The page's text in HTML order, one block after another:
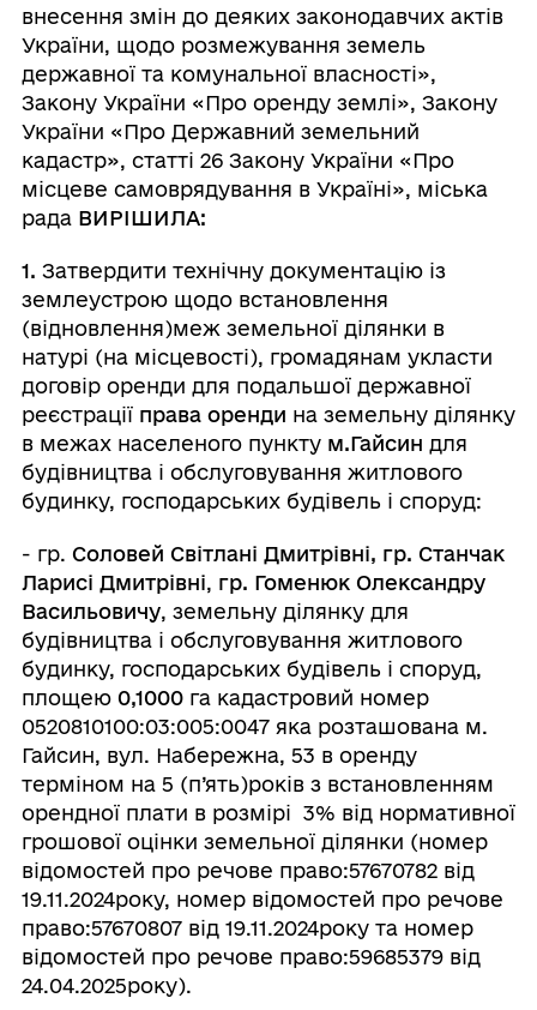
внесення змін до деяких законодавчих актів
України, щодо розмежування земель
державної та комунальної власності»,
Закону України «Про оренду землі», Закону
України «Про Державний земельний
кадастр», статті 26 Закону України «Про
місцеве самоврядування в Україні», міська
рада ВИРІШИЛА:
1. Затвердити технічну документацію із
землеустрою щодо встановлення
(відновлення)меж земельної ділянки в
натурі (на місцевості), громадянам укласти
договір оренди для подальшої державної
реєстрації права оренди на земельну ділянку
в межах населеного пункту м.Гайсин для
будівництва і обслуговування житлового
будинку, господарських будівель і споруд:
- гр. Соловей Світлані Дмитрівні, гр. Станчак
Ларисі Дмитрівні, гр. Гоменюк Олександру
Васильовичу, земельну ділянку для
будівництва і обслуговування житлового
будинку, господарських будівель і споруд,
площею 0,1000га кадастровий номер
0520810100:03:005:0047 яка розташована м.
Гайсин, вул. Набережна, 53 в оренду
терміном на 5 (п’ять)років з встановленням
орендної плати в розмірі 3% від нормативної
грошової оцінки земельної ділянки (номер
відомостей про речове право:57670782 від
19.11.2024року, номер відомостей про речове
право:57670807 від 19.11.2024року та номер
відомостей про речове право:59685379 від
24.04.2025року).